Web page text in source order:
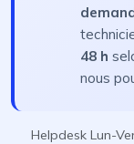
48 h
nous
Helpdesk Lun-